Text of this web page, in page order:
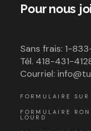
Pour nous
Sans frais: 1-
Tél. 418-431-
Courriel:
FORMULAIRE SUR
FORMULAIRE
LOURD